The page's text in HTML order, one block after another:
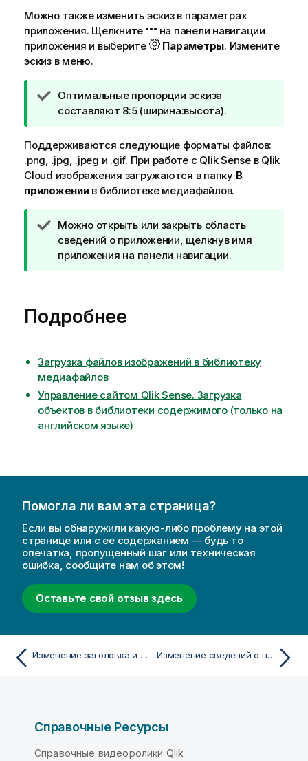
Можно также изменить эскиз в параметрах
приложения. Щелкните
на панели навигации
приложения и выберите
Параметры. Измените
эскиз в меню.
П
р
м
е
ч
а
е
к
п
к
к
е
Оптимальные пропорции эскиза
составляют 8:5 (ширина:высота).
Поддерживаются следующие форматы файлов:
.png, .jpg, .jpeg и .gif. При работе с Qlik Senseв Qlik
Cloud изображения загружаются в папку В
приложениив библиотеке медиафайлов.
П
р
и
а
н
е
к
п
о
д
е
Можно открыть или закрыть область
сведений о приложении, щелкнув имя
приложения на панели навигации.
Подробнее
Загрузка файлов изображений в библиотеку
медиафайлов
Управление сайтом Qlik Sense. Загрузка
объектов в библиотеки содержимого(только на
английском языке)
Помогла ли вам эта страница?
Если вы обнаружили какую-либо проблему на этой
странице или с ее содержанием — будь то
опечатка, пропущенный шаг или техническая
ошибка, сообщите нам об этом!
Оставьте свой отзыв здесь
Изменение заголовка и описания приложения Изменение сведений о приложении
Справочные Ресурсы
Справочные видеоролики Qlik